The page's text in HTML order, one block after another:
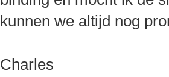
kunnen we altijd nog
Charles